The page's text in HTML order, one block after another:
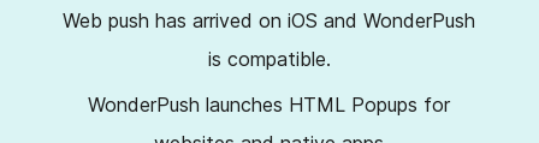
Web push has arrived on iOS and WonderPush
is compatible.
WonderPush launches HTML Popups for